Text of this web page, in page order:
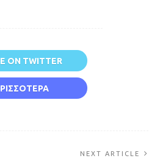
ON TWITTER
NEXT ARTICLE